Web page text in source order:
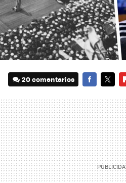
20 comentarios